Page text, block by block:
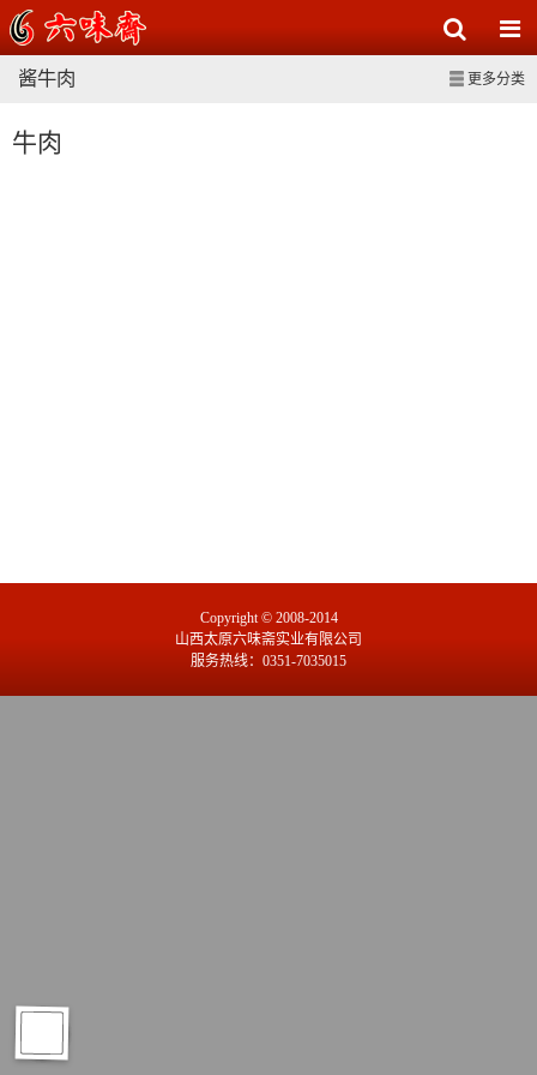
更多分类
酱牛肉
牛肉
Copyright © 2008-2014
山西太原六味斋实业有限公司
服务热线：0351-7035015